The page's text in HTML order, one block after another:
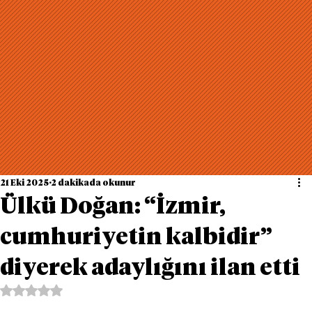
Ülkü Doğan: “İzmir,
cumhuriyetin kalbidir”
diyerek adaylığını ilan etti
21 Eki 2025 2 dakikada okunur
5 üzerinden NaN yıldız